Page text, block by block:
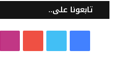
تابعونا على..